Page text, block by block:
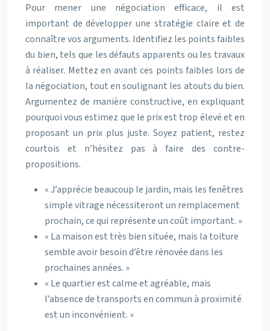
Pour mener une négociation efficace, il est
important de développer une stratégie claire et de
connaître vos arguments. Identifiez les points faibles
du bien, tels que les défauts apparents ou les travaux
à réaliser. Mettez en avant ces points faibles lors de
la négociation, tout en soulignant les atouts du bien.
Argumentez de manière constructive, en expliquant
pourquoi vous estimez que le prix est trop élevé et en
proposant un prix plus juste. Soyez patient, restez
courtois et n’hésitez pas à faire des contre-
propositions.
« J’apprécie beaucoup le jardin, mais les fenêtres
simple vitrage nécessiteront un remplacement
prochain, ce qui représente un coût important. »
« La maison est très bien située, mais la toiture
semble avoir besoin d’être rénovée dans les
prochaines années. »
« Le quartier est calme et agréable, mais
l’absence de transports en commun à proximité
est un inconvénient. »